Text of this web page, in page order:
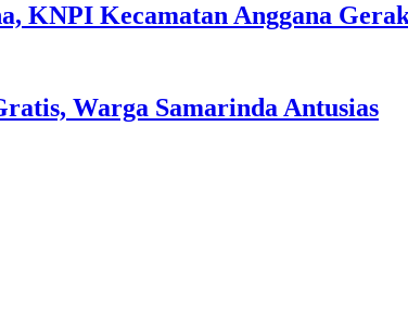
KNPI Kecamatan Anggana
Warga Samarinda Antusias